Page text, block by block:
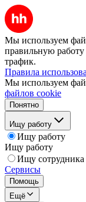
Мы используем
правильную работу
трафик.
Правила
Мы используем
файлов cookie
Понятно
Ищу работу
Ищу работу
Ищу работу
Ищу сотрудника
Сервисы
Помощь
Ещё